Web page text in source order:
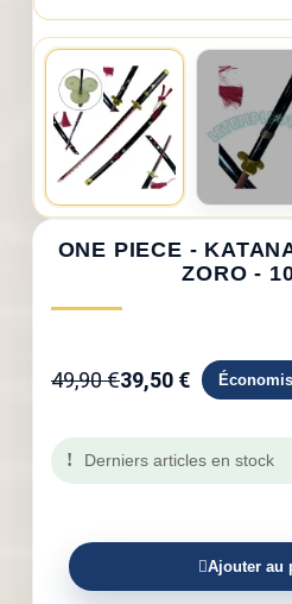
ONE PIECE -
ZORO -
49,90 €39,50 €
Derniers articles en stock
Ajouter au